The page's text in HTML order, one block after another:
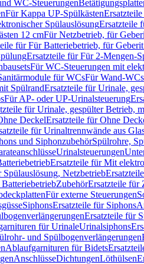
WC-Steuerungen
Für Kappa UP-Spülkästen
SpülauslösungErsatzteile
12 cmFür Netzbetrieb, für
für Für Batteriebetrieb, für
Ersatzteile für Für 2-Mengen-
Für WC-Steuerungen mit
für WCsFür Wand-WCs
SpülrandErsatzteile für Urinale,
Für AP- oder UP-Urinalsteuerung
für Urinale, gespülter Betrieb,
DeckelErsatzteile für Ohne
für Urinaltrennwände aus
und SiphonzubehörSpülrohre,
Urinalsteuerungen
Ersatzteile für Mit
Netzbetrieb
ZubehörErsatzteile für
Für externe Steuerungen
SiphonsErsatzteile für Siphons
Ersatzteile für
für UrinaleUrinalsiphons
und Spülbogenverlängerungen
Ablaufgarnituren für Bidets
AnschlüsseDichtungenLöthülsen